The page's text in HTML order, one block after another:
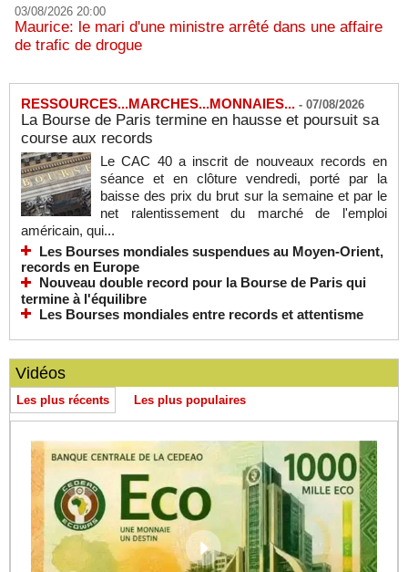
03/08/2026 20:00
Maurice: le mari d'une ministre arrêté dans une affaire
de trafic de drogue
RESSOURCES...MARCHES...MONNAIES... - 07/08/2026
La Bourse de Paris termine en hausse et poursuit sa
course aux records
Le CAC 40 a inscrit de nouveaux records en
séance et en clôture vendredi, porté par la
baisse des prix du brut sur la semaine et par le
net ralentissement du marché de l'emploi
américain, qui...
Les Bourses mondiales suspendues au Moyen-Orient,
records en Europe
Nouveau double record pour la Bourse de Paris qui
termine à l'équilibre
Les Bourses mondiales entre records et attentisme
Vidéos
Les plus récents Les plus populaires